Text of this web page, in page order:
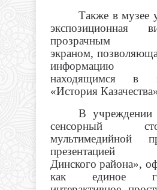
Также в музее
экспозиционная
прозрачным
экраном,
информацию
находящимся в
«История
В учреждении
сенсорный
мультимедийной
презентацией
Динского района»,
как единое